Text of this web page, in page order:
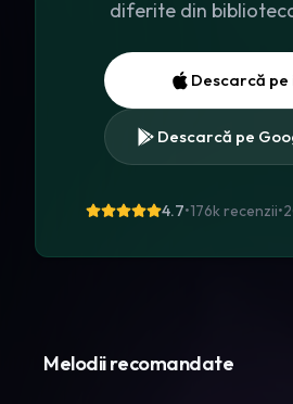
diferite din
Descarcă pe
Descarcă pe
4.7•176k recenzii•
Melodii recomandate